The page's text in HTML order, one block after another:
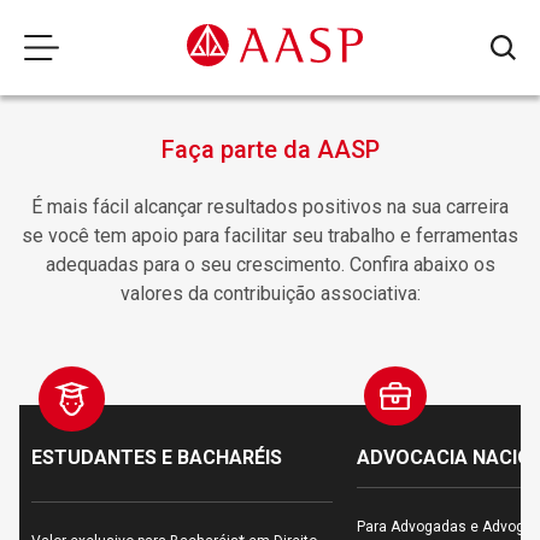
Faça parte da AASP
É mais fácil alcançar resultados positivos na sua carreira
se você tem apoio para facilitar seu trabalho e ferramentas
adequadas para o seu crescimento. Confira abaixo os
valores da contribuição associativa:
ESTUDANTES E BACHARÉIS ADVOCACIA
Para Advogadas e